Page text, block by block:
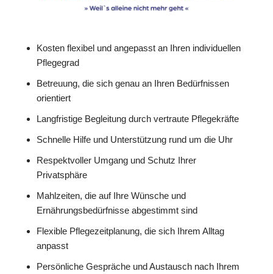
Kosten flexibel und angepasst an Ihren individuellen
Pflegegrad
Betreuung, die sich genau an Ihren Bedürfnissen
orientiert
Langfristige Begleitung durch vertraute Pflegekräfte
Schnelle Hilfe und Unterstützung rund um die Uhr
Respektvoller Umgang und Schutz Ihrer
Privatsphäre
Mahlzeiten, die auf Ihre Wünsche und
Ernährungsbedürfnisse abgestimmt sind
Flexible Pflegezeitplanung, die sich Ihrem Alltag
anpasst
Persönliche Gespräche und Austausch nach Ihrem